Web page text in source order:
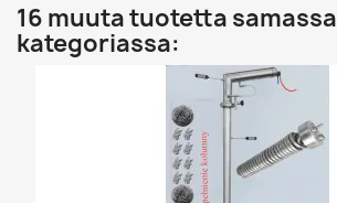
16 muuta tuotetta samassa
kategoriassa: